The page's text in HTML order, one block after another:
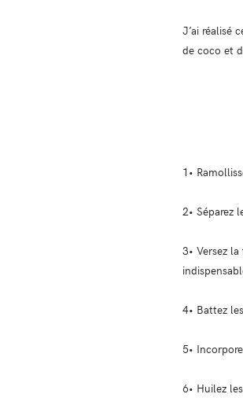
J’ai réalisé
de coco et
1•
2• Séparez
3• Versez
4• Battez
5•
6• Huilez